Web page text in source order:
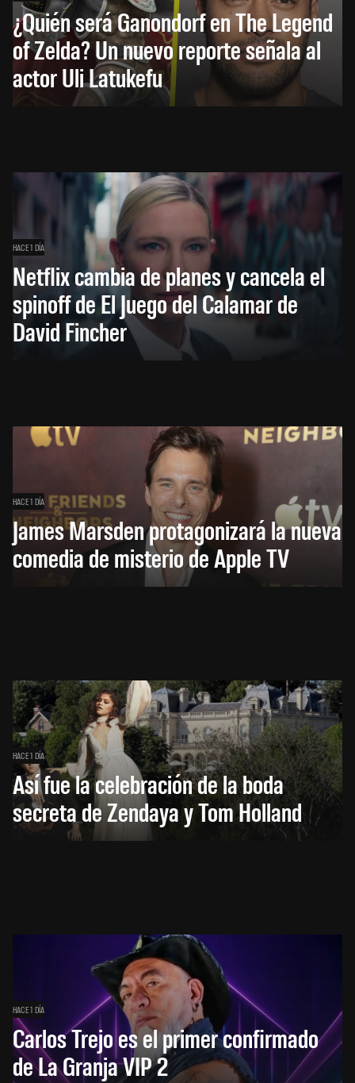
¿Quién será Ganondorf en The Legend
of Zelda? Un nuevo reporte señala al
actor Uli Latukefu
HACE 1 DÍA
Netflix cambia de planes y cancela el
spinoff de El Juego del Calamar de
David Fincher
HACE 1 DÍA
James Marsden protagonizará la nueva
comedia de misterio de Apple TV
HACE 1 DÍA
Así fue la celebración de la boda
secreta de Zendaya y Tom Holland
HACE 1 DÍA
Carlos Trejo es el primer confirmado
de La Granja VIP 2